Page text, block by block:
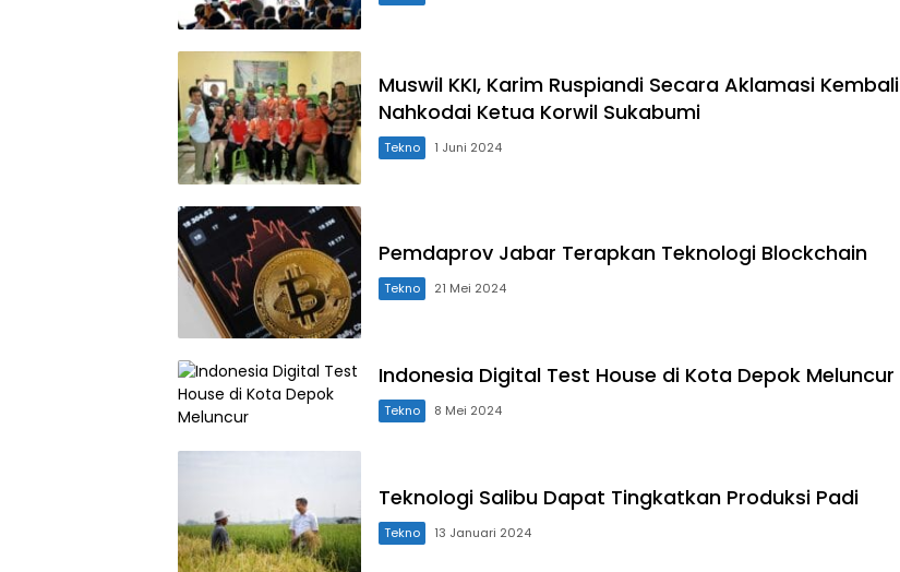
Muswil KKI, Karim Ruspiandi Secara Aklamasi Kembali
Nahkodai Ketua Korwil Sukabumi
Tekno 1 Juni 2024
Pemdaprov Jabar Terapkan Teknologi Blockchain
Tekno 21 Mei 2024
Indonesia Digital Test House di Kota Depok Meluncur
Tekno 8 Mei 2024
Teknologi Salibu Dapat Tingkatkan Produksi Padi
Tekno 13 Januari 2024